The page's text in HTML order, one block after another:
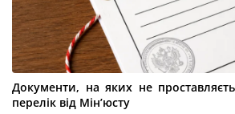
Документи, на яких не
перелік від Мін’юсту